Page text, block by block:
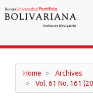
Navigation
Sidebar
Home
Archives
Vol. 61 No. 161